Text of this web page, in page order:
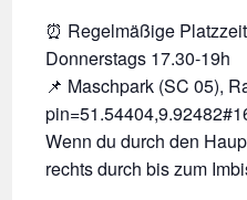
⏰ Regelmäßige
Donnerstags 17.30-19h
📌 Maschpark (SC 05),
Wenn du durch den
rechts durch bis zum